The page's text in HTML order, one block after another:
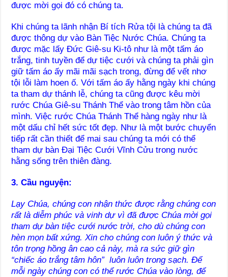
được mời gọi đó có chúng ta.
Khi chúng ta lãnh nhận Bí tích Rửa tội là chúng ta đã
được thông dự vào Bàn Tiệc Nước Chúa. Chúng ta
được mặc lấy Đức Giê-su Ki-tô như là một tấm áo
trắng, tinh tuyền để dự tiệc cưới và chúng ta phải gìn
giữ tấm áo ấy mãi mãi sạch trong, đừng để vết nhơ
tội lỗi làm hoen ố. Với tấm áo ấy hằng ngày khi chúng
ta tham dự thánh lễ, chúng ta cũng được kêu mời
rước Chúa Giê-su Thánh Thể vào trong tâm hồn của
mình. Việc rước Chúa Thánh Thể hàng ngày như là
một dấu chỉ hết sức tốt đẹp. Như là một bước chuyển
tiếp rất cần thiết để mai sau chúng ta mới có thể
tham dự bàn Đại Tiệc Cưới Vĩnh Cửu trong nước
hằng sống trên thiên đàng.
3. Cầu nguyện:
Lạy Chúa, chúng con nhận thức được rằng chúng con
rất là diễm phúc và vinh dự vì đã được Chúa mời gọi
tham dự bàn tiệc cưới nước trời, cho dù chúng con
hèn mọn bất xứng. Xin cho chúng con luôn ý thức và
tôn trọng hồng ân cao cả này, mà ra sức giữ gìn
“chiếc áo trắng tâm hôn” luôn luôn trong sạch. Để
mỗi ngày chúng con có thể rước Chúa vào lòng, để